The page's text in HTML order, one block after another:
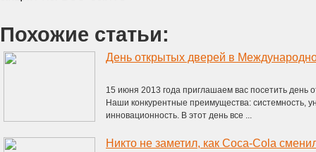
Похожие статьи:
День открытых дверей в
15 июня 2013 года приглашаем вас посетить
Наши конкурентные преимущества: системность,
инновационность. В этот день все ...
Никто не заметил, как Coca-Cola